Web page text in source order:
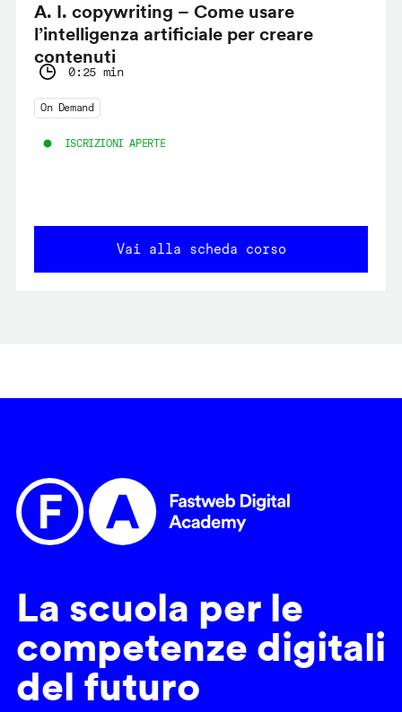
A. I. copywriting – Come usare
l’intelligenza artificiale per creare
contenuti
0:25 min
On Demand
ISCRIZIONI APERTE
Vai alla scheda corso
La scuola per le
competenze digitali
del futuro